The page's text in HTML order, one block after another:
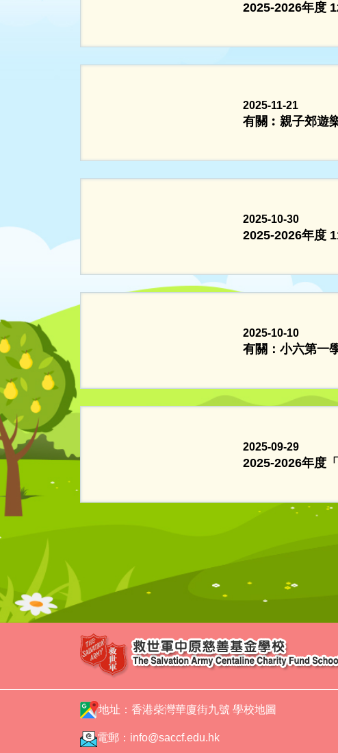
2025-2026年度
2025-11-21
有關︰親子郊遊
2025-10-30
2025-2026年度
2025-10-10
有關：小六第一
2025-09-29
2025-2026年度
地址：香港柴灣華廈街九號 學校地圖
電郵： info@saccf.edu.hk